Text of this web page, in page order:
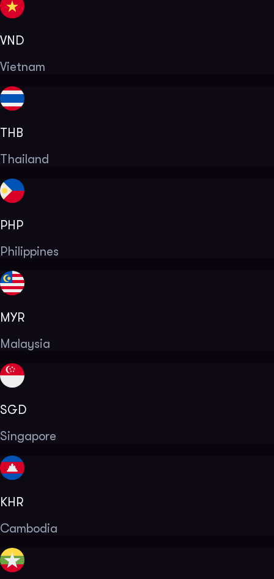
VND
Vietnam
THB
Thailand
PHP
Philippines
MYR
Malaysia
SGD
Singapore
KHR
Cambodia